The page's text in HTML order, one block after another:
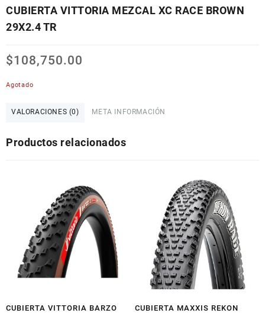
CUBIERTA VITTORIA MEZCAL XC RACE BROWN
29X2.4 TR
$108,750.00
Agotado
VALORACIONES (0) META INFORMACIÓN
Productos relacionados
CUBIERTA VITTORIA BARZO
CUBIERTA MAXXIS REKON